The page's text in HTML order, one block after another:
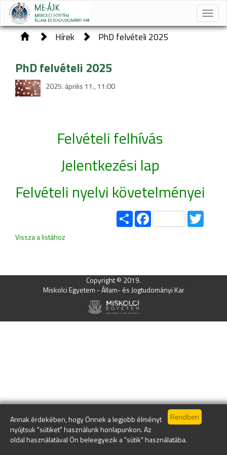
Annak érdekében, hogy Önnek a legjobb élményt
nyújtsuk "sütiket" használunk honlapunkon. Az
oldal használatával Ön beleegyezik a "sütik" használatába.
Toggle
Hírek PhD felvételi 2025
PhD felvételi 2025
2025. április 11., 11:00
Felvételi felhívás
Jelentkezési lap
Felvételi nyelvi követelményei
ShareFacebook
Vissza a listához
Copyright © 2019.
Miskolci Egyetem - Állam- és Jogtudományi Kar